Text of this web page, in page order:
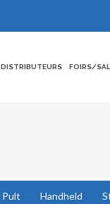
DISTRIBUTEURS FOIRS/
Pult Handheld